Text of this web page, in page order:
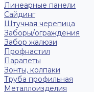
Линеарные панели
Сайдинг
Штучная черепица
Заборы/ограждения
Забор жалюзи
Профнастил
Парапеты
Зонты, колпаки
Труба профильная
Металлоизделия